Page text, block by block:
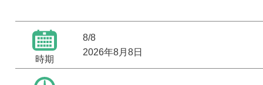
時期
8/8
2026年8月8日